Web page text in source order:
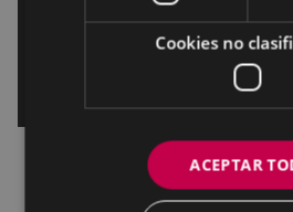
Cookies no
ACEPTAR